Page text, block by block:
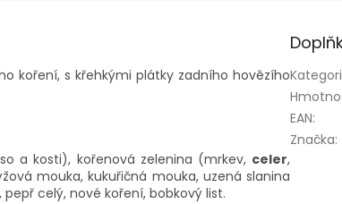
koření, s křehkými plátky zadního hovězího
a kosti), kořenová zelenina (mrkev, celer,
mouka, kukuřičná mouka, uzená slanina
celý, nové koření, bobkový list.
EAN:
Značka: